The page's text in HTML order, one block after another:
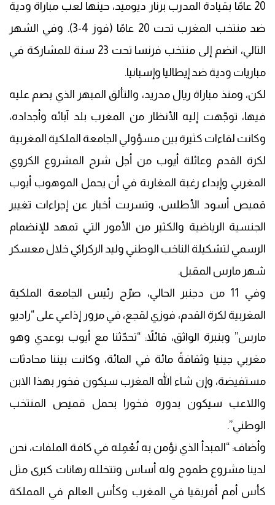
20 عامًا بقيادة المدرب برنار ديوميد، حينها لعب مباراة ودية
ضد منتخب المغرب تحت 20 عامًا (فوز 4-3). وفي الشهر
التالي، انضم إلى منتخب فرنسا تحت 23 سنة للمشاركة في
مباريات ودية ضد إيطاليا وإسبانيا.
لكن، ومنذ مباراة ريال مدريد، والتألق المبهر الذي بصم عليه
فيها، توجّهت إليه الأنظار من المغرب بلد آبائه وأجداده،
وكانت لقاءات كثيرة بين مسؤولي الجامعة الملكية المغربية
لكرة القدم وعائلة أيوب من أجل شرح المشروع الكروي
المغربي وإبداء رغبة المغاربة في أن يحمل الموهوب أيوب
قميص أسود الأطلس، وتسربت أخبار عن إجراءات تغيير
الجنسية الرياضية والكثير من الأمور التي تمهد للإنضمام
الرسمي لتشكيلة الناخب الوطني وليد الركراكي خلال معسكر
شهر مارس المقبل.
وفي 11 من دجنبر الحالي، صرّح رئيس الجامعة الملكية
المغربية لكرة القدم، فوزي لقجع، في مرور إذاعي على “راديو
مارس” وبنبرة الواثق، قائلاً: “تحدّثنا مع أيوب بوعدي وهو
مغربي جينيا وثقافةً مائة في المائة، وكانت بيننا محادثات
مستفيضة، وإن شاء الله المغرب سيكون فخور بهذا الابن
واللاعب سيكون بدوره فخورا بحمل قميص المنتخب
الوطني”.
وأضاف: “المبدأ الذي نؤمن به نُعْمِله في كافة الملفات، نحن
لدينا مشروع طموح وله أساس وتتخلله رهانات كبرى مثل
كأس أمم أفريقيا في المغرب وكأس العالم في المملكة